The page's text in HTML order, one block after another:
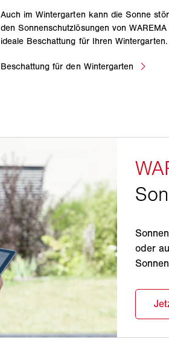
Auch im Wintergarten kann die Sonne
den Sonnenschutzlösungen von
ideale Beschattung für Ihren Wintergarten.
oder